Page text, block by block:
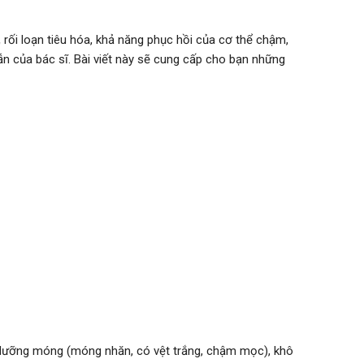
loạn tiêu hóa, khả năng phục hồi của cơ thể chậm,
của bác sĩ. Bài viết này sẽ cung cấp cho bạn những
móng (móng nhăn, có vệt trắng, chậm mọc), khô